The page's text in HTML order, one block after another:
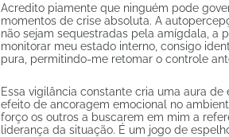
Acredito piamente que ninguém pode
momentos de crise absoluta. A
não sejam sequestradas pela amígdala, a
monitorar meu estado interno, consigo
pura, permitindo-me retomar o controle
Essa vigilância constante cria uma aura
efeito de ancoragem emocional no
forço os outros a buscarem em mim a
liderança da situação. É um jogo de